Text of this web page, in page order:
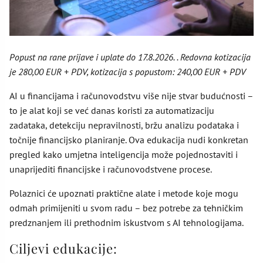
Popust na rane prijave i uplate do 17.8.2026. . Redovna kotizacija
je 280,00 EUR + PDV, kotizacija s popustom: 240,00 EUR + PDV
AI u financijama i računovodstvu više nije stvar budućnosti –
to je alat koji se već danas koristi za automatizaciju
zadataka, detekciju nepravilnosti, bržu analizu podataka i
točnije financijsko planiranje. Ova edukacija nudi konkretan
pregled kako umjetna inteligencija može pojednostaviti i
unaprijediti financijske i računovodstvene procese.
Polaznici će upoznati praktične alate i metode koje mogu
odmah primijeniti u svom radu – bez potrebe za tehničkim
predznanjem ili prethodnim iskustvom s AI tehnologijama.
Ciljevi edukacije: